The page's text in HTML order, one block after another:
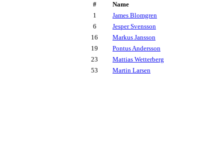
#
Name
1
James Blomgren
6
Jesper Svensson
16
Markus Jansson
19
Pontus Andersson
23
Mattias Wetterberg
53
Martin Larsen